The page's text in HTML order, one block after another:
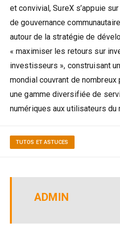
et convivial, SureX s’appuie
de gouvernance
autour de la stratégie de
« maximiser les retours sur
investisseurs », construisant
mondial couvrant de
une gamme diversifiée de
numériques aux utilisateurs du
TUTOS ET ASTUCES
ADMIN